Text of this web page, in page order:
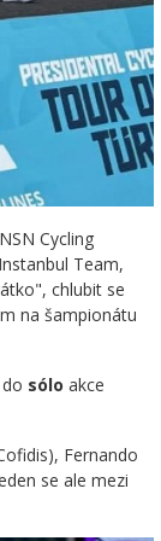
Cycling
Team,
chlubit se
na šampionátu
sólo akce
Fernando
se ale mezi